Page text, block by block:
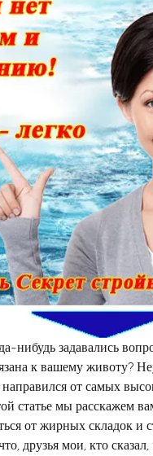
нибудь задавались
к вашему животу?
от самых
статье мы расскажем
от жирных складок и
друзья мои, кто